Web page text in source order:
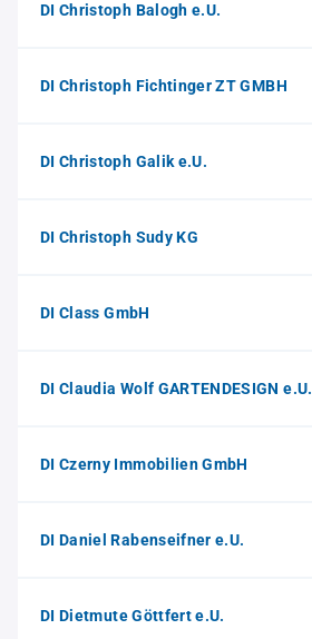
DI Christoph Balogh e.U.
DI Christoph Fichtinger ZT GMBH
DI Christoph Galik e.U.
DI Christoph Sudy KG
DI Class GmbH
DI Claudia Wolf GARTENDESIGN e.U.
DI Czerny Immobilien GmbH
DI Daniel Rabenseifner e.U.
DI Dietmute Göttfert e.U.